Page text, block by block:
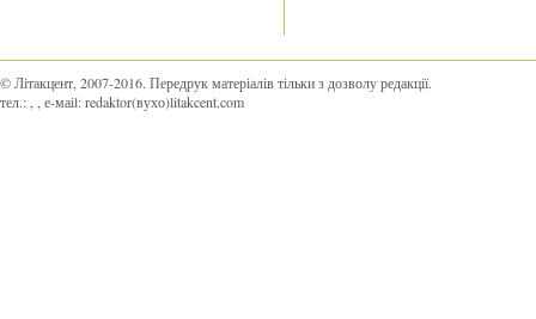
© Літакцент, 2007-2016. Передрук матеріалів тільки з дозволу редакції.
тел.:
, е-маіl:redaktor(вухо)litakcent.com